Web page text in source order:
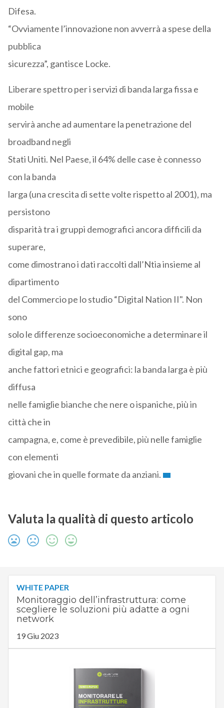
Difesa.
“Ovviamente l’innovazione non avverrà a spese della
pubblica
sicurezza”, gantisce Locke.
Liberare spettro per i servizi di banda larga fissa e
mobile
servirà anche ad aumentare la penetrazione del
broadband negli
Stati Uniti. Nel Paese, il 64% delle case è connesso
con la banda
larga (una crescita di sette volte rispetto al 2001), ma
persistono
disparità tra i gruppi demografici ancora difficili da
superare,
come dimostrano i dati raccolti dall’Ntia insieme al
dipartimento
del Commercio pe lo studio “Digital Nation II". Non
sono
solo le differenze socioeconomiche a determinare il
digital gap, ma
anche fattori etnici e geografici: la banda larga è più
diffusa
nelle famiglie bianche che nere o ispaniche, più in
città che in
campagna, e, come è prevedibile, più nelle famiglie
con elementi
giovani che in quelle formate da anziani.
Valuta la qualità di questo articolo
WHITE PAPER
Monitoraggio dell’infrastruttura: come
scegliere le soluzioni più adatte a ogni
network
19 Giu 2023